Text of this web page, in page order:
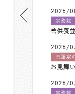
2026/
宗務院
善供養
2026/
日蓮宗
お見舞い
2026/
宗務院